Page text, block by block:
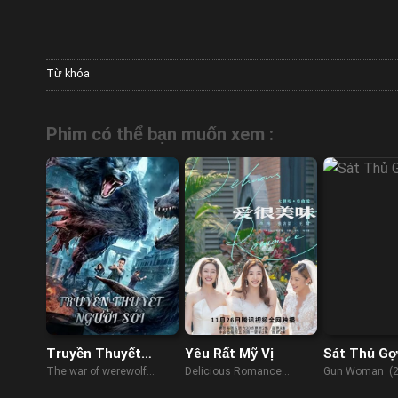
Từ khóa
Phim có thể bạn muốn xem :
Truyền Thuyết
Người Sói
The war of werewolf
Yêu Rất Mỹ Vị
Delicious Romance
Sát Thủ
Gun Woman